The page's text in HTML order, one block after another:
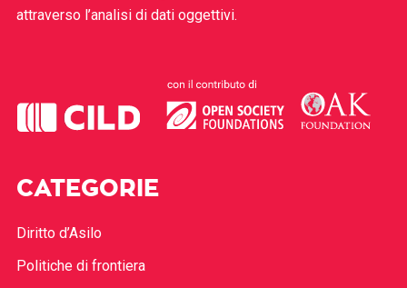
attraverso l’analisi di dati oggettivi.
CATEGORIE
Diritto d’Asilo
Politiche di frontiera